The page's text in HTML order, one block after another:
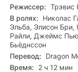
Режиссер: Трэвис
В ролях:
Николас
Эльба, Элисон
Райли, Джеймс
Бьёднссон
Перевод:
Dragon
Время:
2 ч 12 мин